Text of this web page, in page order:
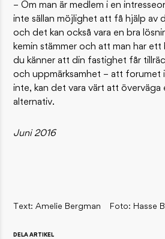
– Om man är medlem i en
inte sällan möjlighet att få hjälp av
och det kan också vara en bra
kemin stämmer och att man har ett
du känner att din fastighet får
och uppmärksamhet – att forumet
inte, kan det vara värt att
alternativ.
Juni 2016
Text: Amelie Bergman Foto: Hasse
DELA ARTIKEL